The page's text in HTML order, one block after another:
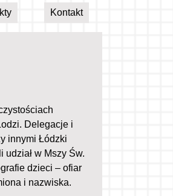
Kontakt
Delegacje i
innymi Łódzki
w Mszy Św.
dzieci – ofiar
i nazwiska.